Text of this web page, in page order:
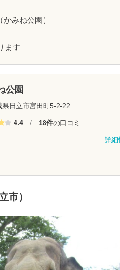
みね公園）
ます
公園
県日立市宮田町5-2-22
4.4 / 18件の口コミ
詳細
市）